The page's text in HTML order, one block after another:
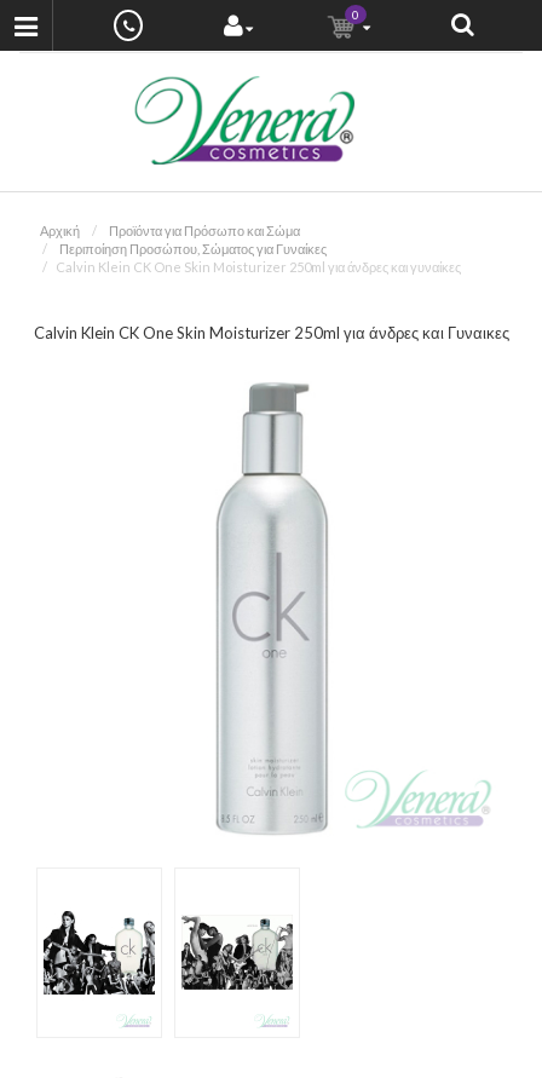
0
Αρχική
Προϊόντα για Πρόσωπο και Σώμα
Περιποίηση Προσώπου, Σώματος για Γυναίκες
Calvin Klein CK One Skin Moisturizer 250ml για άνδρες και γυναίκες
Calvin Klein CK One Skin Moisturizer 250ml για άνδρες και Γυναικες